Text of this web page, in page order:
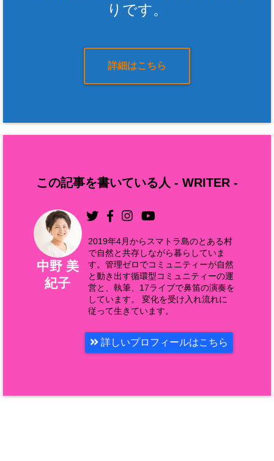
りです。
詳細はこちら
この記事を書いている人 - WRITER -
中野 美
紀子
2019年4月からスマトラ島のとある村
で自然と共存しながら暮らしていま
す。管理ゼロでコミュニティーが自然
と動き出す循環型コミュニティーの運
営と、執筆、17ライブで鼻笛の演奏を
しています。 変化を受け入れ流れに
従って生きています。
詳しいプロフィールはこちら